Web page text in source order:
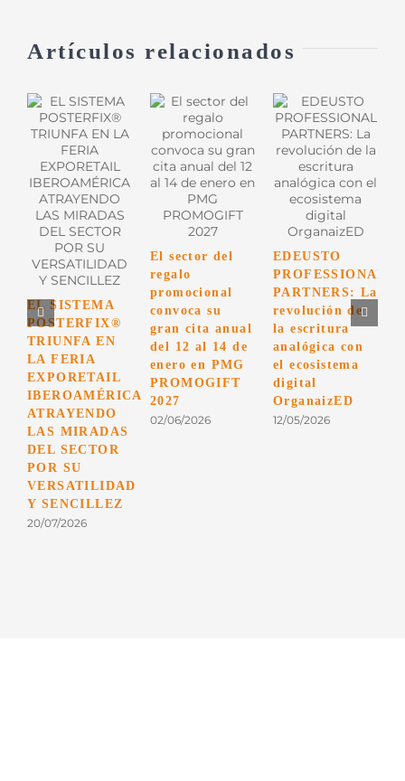
Artículos relacionados
EL SISTEMA
POSTERFIX®
TRIUNFA EN
LA FERIA
EXPORETAIL
IBEROAMÉRICA
ATRAYENDO
LAS MIRADAS
DEL SECTOR
POR SU
VERSATILIDAD
Y SENCILLEZ
20/07/2026
El sector del
regalo
promocional
convoca su
gran cita anual
del 12 al 14 de
enero en PMG
PROMOGIFT
2027
02/06/2026
EDEUSTO
PROFESSIONAL
PARTNERS: La
revolución de
la escritura
analógica con
el ecosistema
digital
OrganaizED
12/05/2026